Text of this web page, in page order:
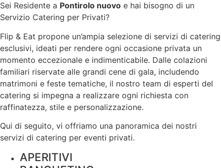
Sei Residente a Pontirolo nuovo e hai bisogno di un
Servizio Catering per Privati?
Flip & Eat propone un’ampia selezione di servizi di catering
esclusivi, ideati per rendere ogni occasione privata un
momento eccezionale e indimenticabile. Dalle colazioni
familiari riservate alle grandi cene di gala, includendo
matrimoni e feste tematiche, il nostro team di esperti del
catering si impegna a realizzare ogni richiesta con
raffinatezza, stile e personalizzazione.
Qui di seguito, vi offriamo una panoramica dei nostri
servizi di catering per eventi privati.
APERITIVI